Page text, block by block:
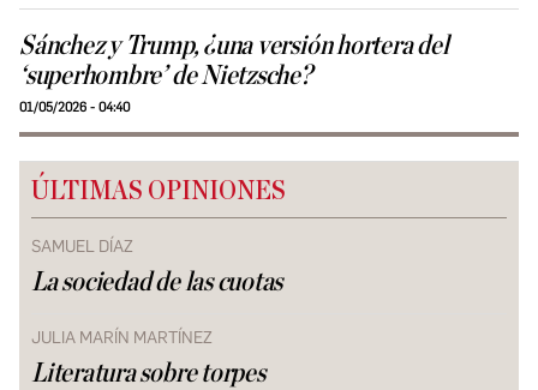
Sánchez y Trump, ¿una versión hortera del
‘superhombre’ de Nietzsche?
01/05/2026 - 04:40
ÚLTIMAS OPINIONES
SAMUEL DÍAZ
La sociedad de las cuotas
JULIA MARÍN MARTÍNEZ
Literatura sobre torpes